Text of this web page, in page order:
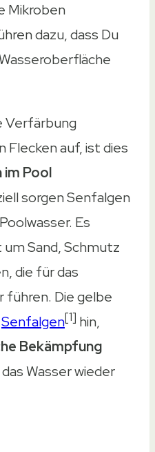
Mikroben
dazu, dass Du
Verfärbung
auf, ist dies
im Pool
sorgen Senfalgen
Es
Sand, Schmutz
die für das
führen. Die gelbe
Senfalgen[1] hin,
Bekämpfung
Wasser wieder